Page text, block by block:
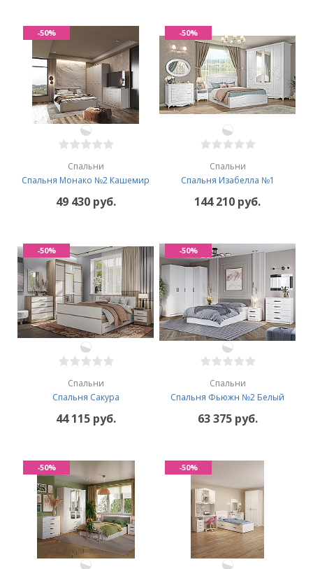
Спальни
Спальня Монако №2 Кашемир
49 430 руб.
-50%
Спальни
Спальня Изабелла №1
144 210 руб.
-50%
Спальни
Спальня Сакура
44 115 руб.
-50%
Спальни
Спальня Фьюжн №2 Белый
63 375 руб.
-50%
-50% -50%